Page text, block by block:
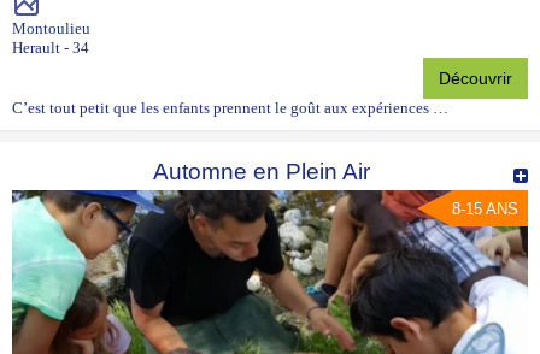
Montoulieu
Herault - 34
Découvrir
C’est tout petit que les enfants prennent le goût aux expériences …
Automne en Plein Air
8-15 ANS